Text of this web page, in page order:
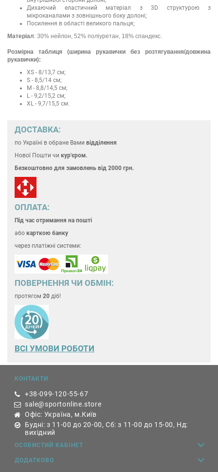
Дихаючий еластичний матеріал з 3D структурою з
мікроканалами з зовнішнього боку долоні;
Посилення в області великого пальця;
Матеріал: 30% нейлон, 52% поліуретан, 18% спандекс.
Розмірна таблиця (ширина рукавички без розтягування/довжина
рукавички):
XS - 8/13,7 см;
S - 8,5/14 см;
M - 8,8/14,5 см;
L - 9,2/15,2 см;
XL - 9,7/15,5 см.
ДОСТАВКА:
по Україні в обране Вами відділення
Нової Пошти чи кур'єром.
Безкоштовно для замовлень від 2000 грн.
ОПЛАТА:
Під час отримання на пошті
або карткою банку
через платіжні системи:
ПОВЕРНЕННЯ ЧИ ОБМІН:
протягом 20 діб!
ВСІ УМОВИ РОБОТИ
КОНТАКТИ
+38-099-120-55-67
sale@sportonline.store
Офіс: Україна, м.Київ
Будні: з 11-00 до 20-00, Сб: з 11-00 до 15-00, Нд:
вихідний
ОСОБИСТИЙ КАБІНЕТ
ДОДАТКОВО